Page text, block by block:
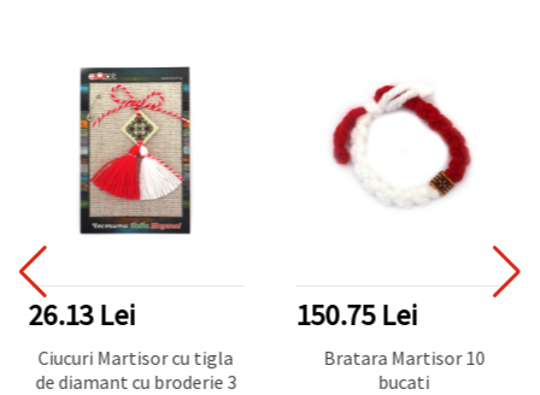
26.13 Lei
Ciucuri Martisor cu tigla
de diamant cu broderie 3
150.75 Lei
Bratara Martisor 10
bucati